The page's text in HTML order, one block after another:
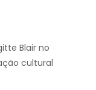
Blair no
cultural